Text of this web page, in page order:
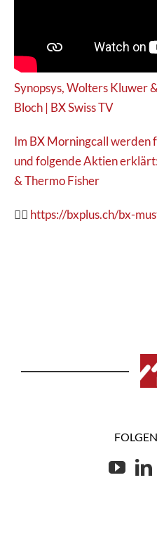
Synopsys, Wolters Kluwer
Bloch | BX Swiss TV
Im BX Morningcall werden
und folgende Aktien
& Thermo Fisher
👉🏽 https://bxplus.ch/bx-